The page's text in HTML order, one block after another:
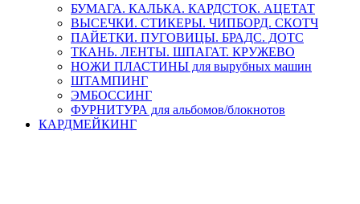
БУМАГА. КАЛЬКА. КАРДСТОК. АЦЕТАТ
ВЫСЕЧКИ. СТИКЕРЫ. ЧИПБОРД. СКОТЧ
ПАЙЕТКИ. ПУГОВИЦЫ. БРАДС. ДОТС
ТКАНЬ. ЛЕНТЫ. ШПАГАТ. КРУЖЕВО
НОЖИ ПЛАСТИНЫ для вырубных машин
ШТАМПИНГ
ЭМБОССИНГ
ФУРНИТУРА для альбомов/блокнотов
КАРДМЕЙКИНГ